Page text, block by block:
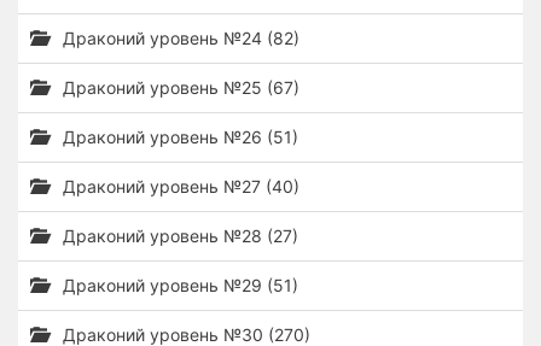
Драконий уровень №24 (82)
Драконий уровень №25 (67)
Драконий уровень №26 (51)
Драконий уровень №27 (40)
Драконий уровень №28 (27)
Драконий уровень №29 (51)
Драконий уровень №30 (270)